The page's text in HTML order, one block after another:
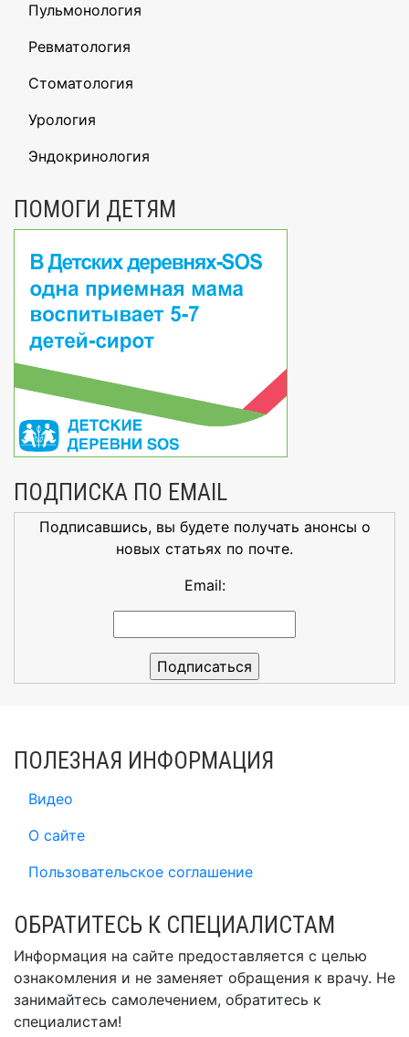
Пульмонология
Ревматология
Стоматология
Урология
Эндокринология
ПОМОГИ ДЕТЯМ
ПОДПИСКА ПО EMAIL
Подписавшись, вы будете получать анонсы о
новых статьях по почте.
Email:
ПОЛЕЗНАЯ ИНФОРМАЦИЯ
Видео
О сайте
Пользовательское соглашение
ОБРАТИТЕСЬ К СПЕЦИАЛИСТАМ
Информация на сайте предоставляется с целью
ознакомления и не заменяет обращения к врачу. Не
занимайтесь самолечением, обратитесь к
специалистам!